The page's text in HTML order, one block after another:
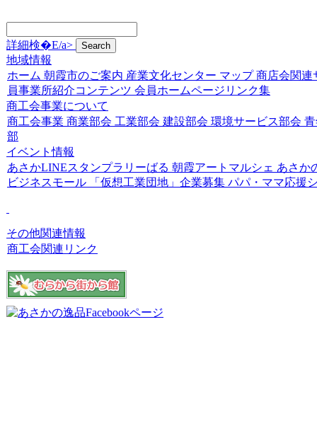
詳細検�E/a>
地域情報
ホーム 朝霞市のご案内 産業文化センター マップ 商店会関連
員事業所紹介コンテンツ 会員ホームページリンク集
商工会事業について
商工会事業 商業部会 工業部会 建設部会 環境サービス部会
部
イベント情報
あさかLINEスタンプラリーばる 朝霞アートマルシェ あさか
ビジネスモール
「仮想工業団地」企業募集 パパ・ママ応援
その他関連情報
商工会関連リンク